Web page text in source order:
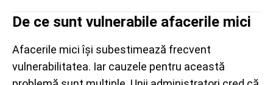
De ce sunt vulnerabile afacerile mici
Afacerile mici își subestimează frecvent
vulnerabilitatea. Iar cauzele pentru această